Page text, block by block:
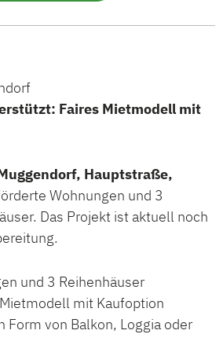
Faires Mietmodell mit
Hauptstraße,
Wohnungen und 3
Das Projekt ist aktuell noch
und 3 Reihenhäuser
mit Kaufoption
Form von Balkon, Loggia oder